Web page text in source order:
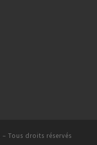
– Tous droits réservés